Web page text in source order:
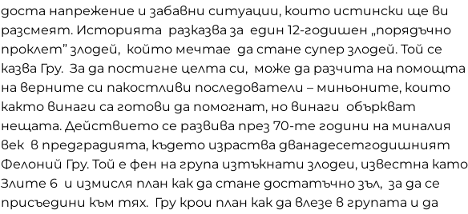
доста напрежение и забавни ситуации, които истински ще ви
разсмеят. Историята разказва за един 12-годишен „порядъчно
проклет” злодей, който мечтае да стане супер злодей. Той се
казва Гру. За да постигне целта си, може да разчита на помощта
на верните си пакостливи последователи – миньоните, които
както винаги са готови да помогнат, но винаги объркват
нещата. Действието се развива през 70-те години на миналия
век в предградията, където израства дванадесетгодишният
Фелоний Гру. Той е фен на група изтъкнати злодеи, известна като
Злите 6 и измисля план как да стане достатъчно зъл, за да се
присъедини към тях. Гру крои план как да влезе в групата и да